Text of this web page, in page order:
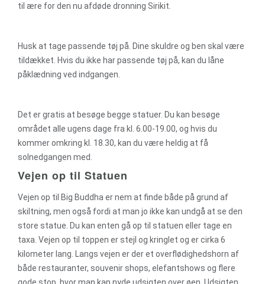
til ære for den nu afdøde dronning Sirikit.
Husk at tage passende tøj på. Dine skuldre og ben skal være
tildækket. Hvis du ikke har passende tøj på, kan du låne
påklædning ved indgangen.
Det er gratis at besøge begge statuer. Du kan besøge
området alle ugens dage fra kl. 6.00-19.00, og hvis du
kommer omkring kl. 18.30, kan du være heldig at få
solnedgangen med.
Vejen op til Statuen
Vejen op til Big Buddha er nem at finde både på grund af
skiltning, men også fordi at man jo ikke kan undgå at se den
store statue. Du kan enten gå op til statuen eller tage en
taxa. Vejen op til toppen er stejl og kringlet og er cirka 6
kilometer lang. Langs vejen er der et overflødighedshorn af
både restauranter, souvenir shops, elefantshows og flere